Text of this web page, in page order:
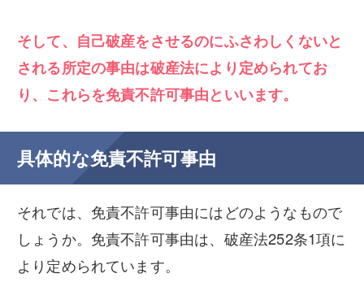
そして、自己破産をさせるのにふさわしくないと
される所定の事由は破産法により定められてお
り、これらを免責不許可事由といいます。
具体的な免責不許可事由
それでは、免責不許可事由にはどのようなもので
しょうか。免責不許可事由は、破産法252条1項に
より定められています。